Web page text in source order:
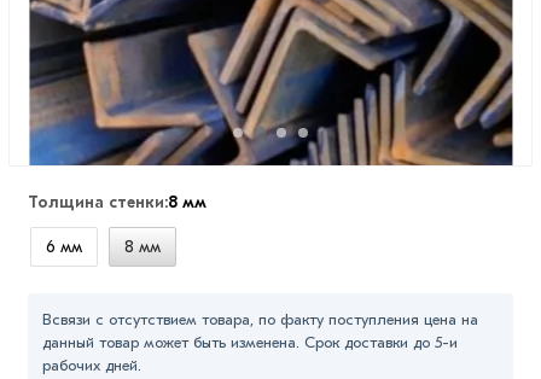
Толщина стенки:8 мм
6 мм 8 мм
Всвязи с отсутствием товара, по факту поступления цена на
данный товар может быть изменена. Срок доставки до 5-и
рабочих дней.